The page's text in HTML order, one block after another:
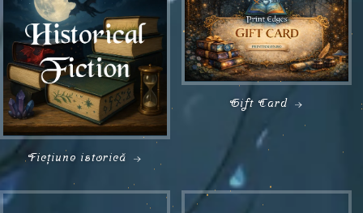
Ficțiune istorică
Gift Card